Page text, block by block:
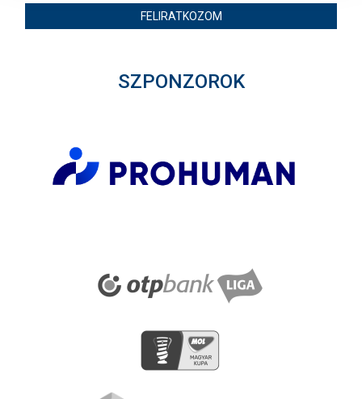
FELIRATKOZOM
SZPONZOROK